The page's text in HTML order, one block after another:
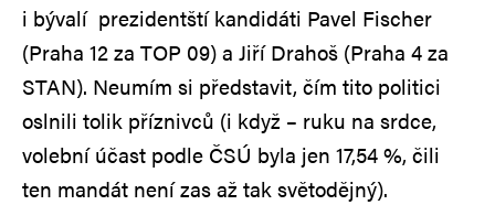
i bývalí prezidentští kandidáti Pavel Fischer
(Praha 12 za TOP 09) a Jiří Drahoš (Praha 4 za
STAN). Neumím si představit, čím tito politici
oslnili tolik příznivců (i když – ruku na srdce,
volební účast podle ČSÚ byla jen 17,54 %, čili
ten mandát není zas až tak světodějný).